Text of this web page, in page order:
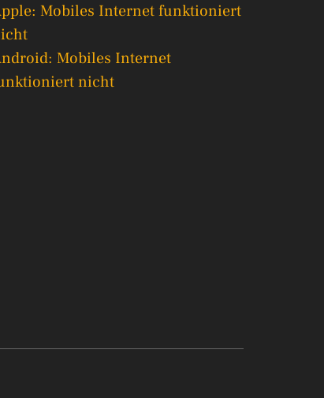
Mobiles Internet funktioniert
Mobiles Internet
nicht